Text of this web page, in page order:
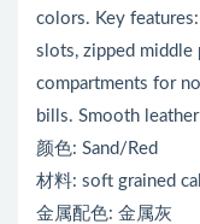
colors. Key
slots, zipped
compartments for
bills. Smooth
颜色: Sand/Red
材料: soft grained
金属配色: 金属灰